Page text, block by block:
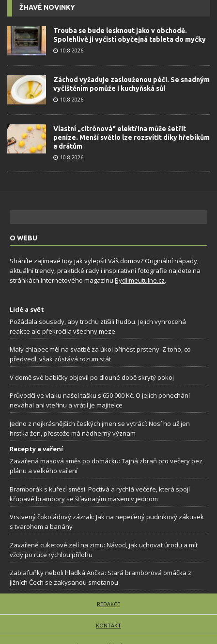
ŽHAVÉ NOVINKY
Trouba se bude lesknout jako v obchodě.
Spolehlivě ji vyčistí obyčejná tableta do myčky
10.8.2026
Záchod vyžaduje zaslouženou péči. Se snadným
vyčištěním pomůže i kuchyňská sůl
10.8.2026
Vlastní „citrónová“ elektřina může šetřit
peníze. Menší světlo lze rozsvítit díky hřebíkům
a drátům
10.8.2026
O WEBU
Sháníte zajímavé tipy jak vylepšit Váš domov? Originální nápady,
aktuální trendy, praktické rady i inspirativní fotografie najdete na
stránkách internetového magazínu Bydlimeutulne.cz.
Lidé a svět
Požádala sousedy, aby trochu ztišili hudbu. Jejich vyhrocená
reakce ale překročila všechny meze
Malý chlapec měl na svatbě za úkol přinést prsteny. Z toho, co
předvedl, však zůstává rozum stát
V domě své babičky objevil po dlouhé době skrytý pokoj
Průvodčí ve vlaku našel tašku s 650 000 Kč. O jejich ponechání
neváhal ani vteřinu a vrátil je majitelce
Jedno z nejkrásnějších českých jmen se vytrácí: Nosí ho už jen
hrstka žen, přestože má nádherný význam
Recepty a vaření
Zavařená masová směs po domácku: Tajná zbraň pro večery bez
plánu a velkého vaření
Bramborák s kuřecí směsí: Poctivá a rychlá večeře, která spojí
křupavé brambory se šťavnatým masem v jednom
Vrstvený čokoládový zázrak: Jak na nepečený pudinkový zákusek
s tvarohem a banány
Zavařené cuketové zelí na zimu: Návod, jak uchovat úrodu a mít
vždy po ruce rychlou přílohu
Zablafuňky neboli hladká Ančka: Stará bramborová omáčka z
jižních Čech se zakysanou smetanou
REDAKCE
KONTAKT